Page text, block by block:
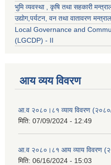
भुमि व्यवस्था , कृषि तथा सहकारी
उद्याेग,पर्यटन, वन तथा वातावरण
Local Governance and
(LGCDP) - II
आय व्यय विवरण
आ.व २०८०।८१ व्याय विवरण
मिति: 07/09/2024 - 12:49
आ.व २०८०।८१ आय व्याय विवरण
मिति: 06/16/2024 - 15:03